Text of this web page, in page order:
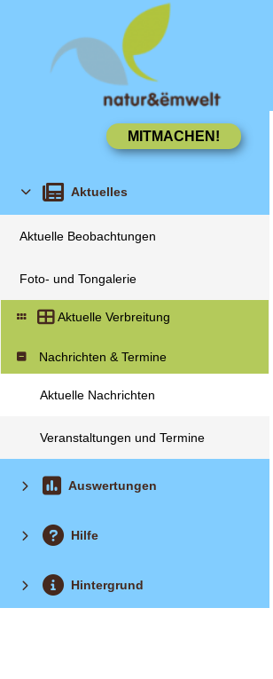
Aktuelles
Aktuelle Beobachtungen
Foto- und Tongalerie
Aktuelle Verbreitung
Nachrichten & Termine
Aktuelle Nachrichten
Veranstaltungen und Termine
Auswertungen
Hilfe
Hintergrund